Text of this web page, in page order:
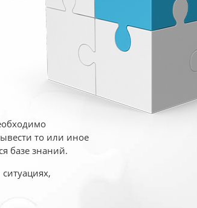
то или иное
базе знаний.